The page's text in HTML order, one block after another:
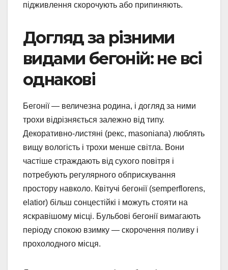
підживлення скорочують або припиняють.
Догляд за різними
видами бегоній: не всі
однакові
Бегонії — величезна родина, і догляд за ними
трохи відрізняється залежно від типу.
Декоративно-листяні (рекс, masoniana) люблять
вищу вологість і трохи менше світла. Вони
частіше страждають від сухого повітря і
потребують регулярного обприскування
простору навколо. Квітучі бегонії (semperflorens,
elatior) більш сонцестійкі і можуть стояти на
яскравішому місці. Бульбові бегонії вимагають
періоду спокою взимку — скорочення поливу і
прохолодного місця.